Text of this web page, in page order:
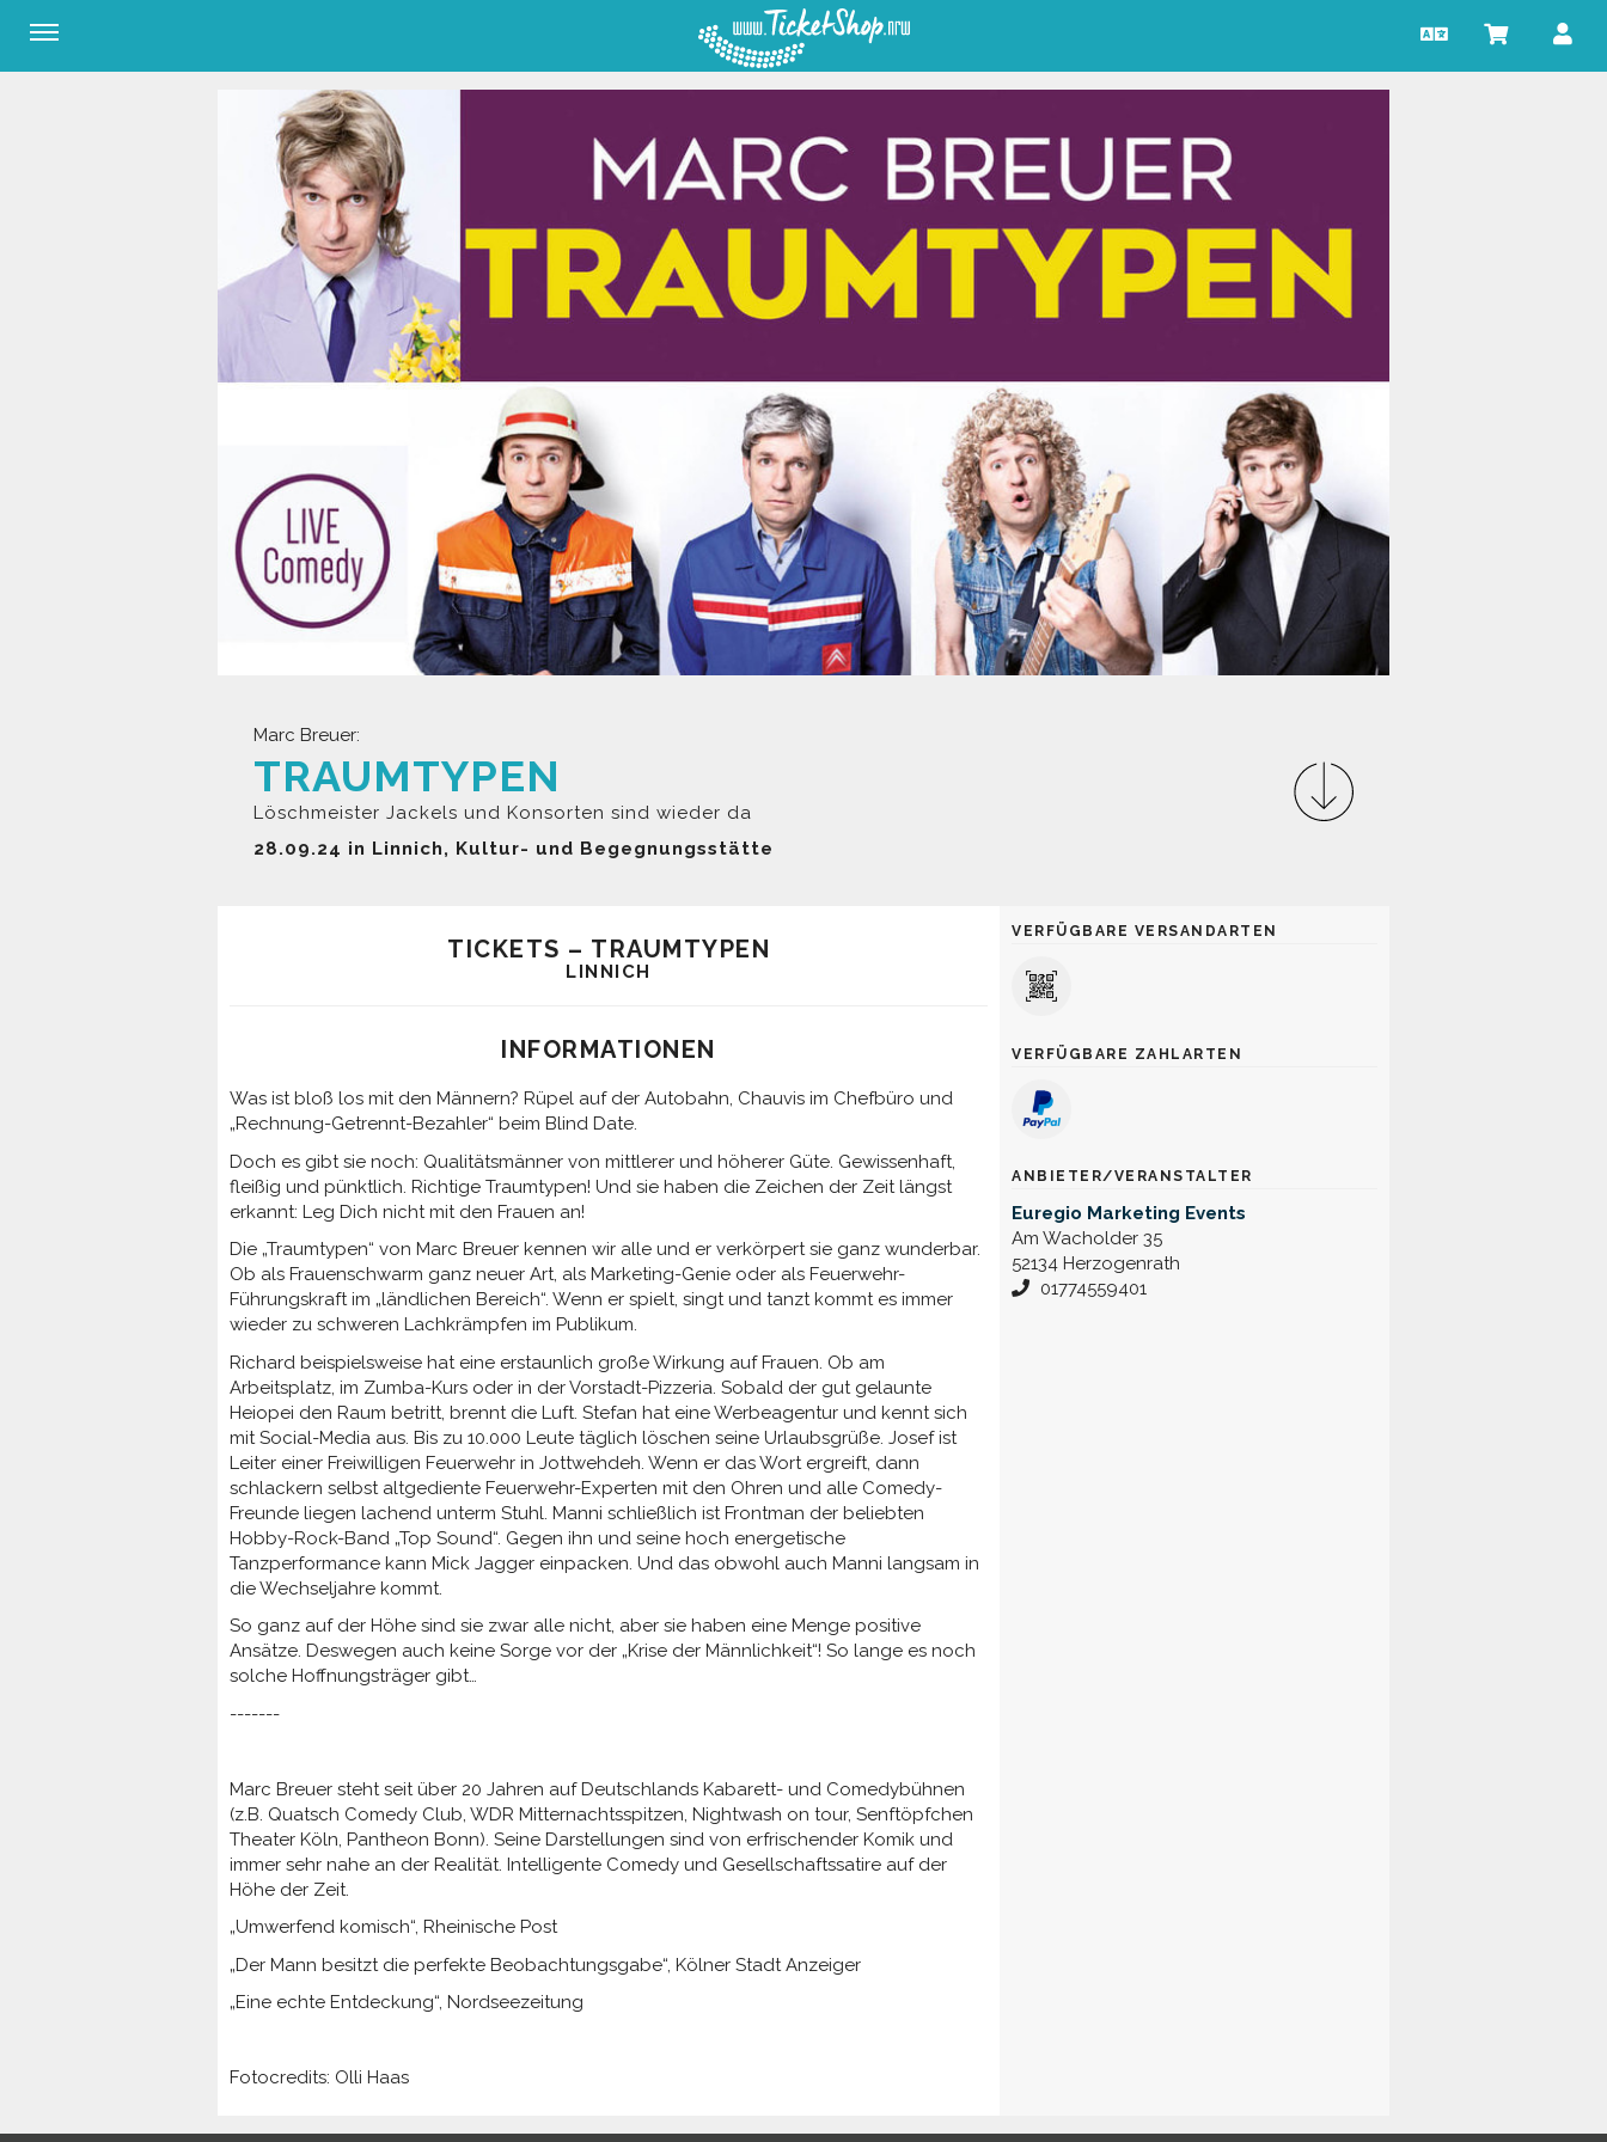
Marc Breuer:
TRAUMTYPEN
Löschmeister Jackels und Konsorten sind wieder da
28.09.24 in Linnich, Kultur- und Begegnungsstätte
TICKETS – TRAUMTYPEN
LINNICH
INFORMATIONEN
Was ist bloß los mit den Männern? Rüpel auf der Autobahn, Chauvis im Chefbüro und
„Rechnung-Getrennt-Bezahler“ beim Blind Date.
Doch es gibt sie noch: Qualitätsmänner von mittlerer und höherer Güte. Gewissenhaft,
fleißig und pünktlich. Richtige Traumtypen! Und sie haben die Zeichen der Zeit längst
erkannt: Leg Dich nicht mit den Frauen an!
Die „Traumtypen“ von Marc Breuer kennen wir alle und er verkörpert sie ganz wunderbar.
Ob als Frauenschwarm ganz neuer Art, als Marketing-Genie oder als Feuerwehr-
Führungskraft im „ländlichen Bereich“. Wenn er spielt, singt und tanzt kommt es immer
wieder zu schweren Lachkrämpfen im Publikum.
Richard beispielsweise hat eine erstaunlich große Wirkung auf Frauen. Ob am
Arbeitsplatz, im Zumba-Kurs oder in der Vorstadt-Pizzeria. Sobald der gut gelaunte
Heiopei den Raum betritt, brennt die Luft. Stefan hat eine Werbeagentur und kennt sich
mit Social-Media aus. Bis zu 10.000 Leute täglich löschen seine Urlaubsgrüße. Josef ist
Leiter einer Freiwilligen Feuerwehr in Jottwehdeh. Wenn er das Wort ergreift, dann
schlackern selbst altgediente Feuerwehr-Experten mit den Ohren und alle Comedy-
Freunde liegen lachend unterm Stuhl. Manni schließlich ist Frontman der beliebten
Hobby-Rock-Band „Top Sound“. Gegen ihn und seine hoch energetische
Tanzperformance kann Mick Jagger einpacken. Und das obwohl auch Manni langsam in
die Wechseljahre kommt.
So ganz auf der Höhe sind sie zwar alle nicht, aber sie haben eine Menge positive
Ansätze. Deswegen auch keine Sorge vor der „Krise der Männlichkeit“! So lange es noch
solche Hoffnungsträger gibt…
-------
Marc Breuer steht seit über 20 Jahren auf Deutschlands Kabarett- und Comedybühnen
(z.B. Quatsch Comedy Club, WDR Mitternachtsspitzen, Nightwash on tour, Senftöpfchen
Theater Köln, Pantheon Bonn). Seine Darstellungen sind von erfrischender Komik und
immer sehr nahe an der Realität. Intelligente Comedy und Gesellschaftssatire auf der
Höhe der Zeit.
„Umwerfend komisch“, Rheinische Post
„Der Mann besitzt die perfekte Beobachtungsgabe“, Kölner Stadt Anzeiger
„Eine echte Entdeckung“, Nordseezeitung
Fotocredits: Olli Haas
VERFÜGBARE VERSANDARTEN
VERFÜGBARE ZAHLARTEN
ANBIETER/VERANSTALTER
Euregio Marketing Events
Am Wacholder 35
52134 Herzogenrath
01774559401